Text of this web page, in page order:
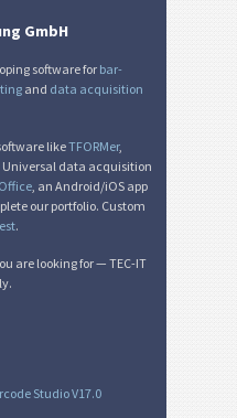
GmbH
software for bar-
and data acquisition
likeTFORMer,
Universal data acquisition
, an Android/iOS app
our portfolio. Custom
.
are looking for — TEC-IT
Studio V17.0